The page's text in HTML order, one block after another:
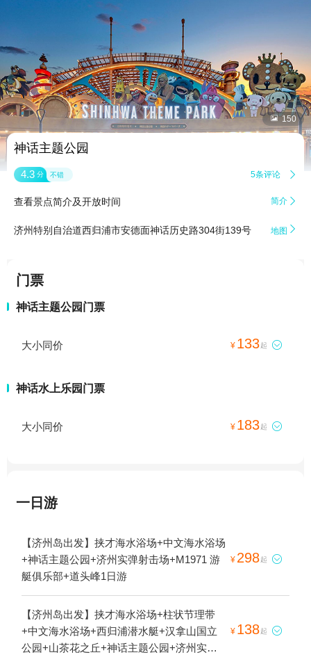
 150
神话主题公园
4.3 分 不错 5条评论 
查看景点简介及开放时间 简介 
济州特别自治道西归浦市安德面神话历史路304街139号 地图 
门票
神话主题公园门票
大小同价 ¥ 133起 
神话水上乐园门票
大小同价 ¥ 183起 
一日游
【济州岛出发】挟才海水浴场+中文海水浴场
+神话主题公园+济州实弹射击场+M1971 游
艇俱乐部+道头峰1日游
¥ 298起 
【济州岛出发】挟才海水浴场+柱状节理带
+中文海水浴场+西归浦潜水艇+汉拿山国立
公园+山茶花之丘+神话主题公园+济州实弹
¥ 138起 